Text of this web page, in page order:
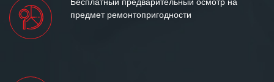
предмет ремонтопригодности